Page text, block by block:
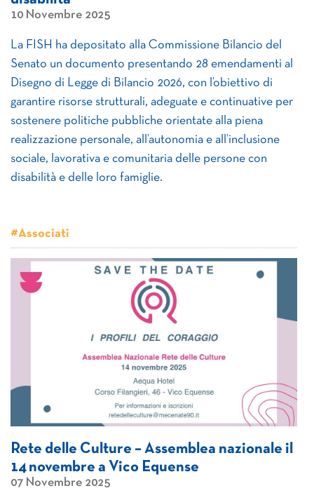
10 Novembre 2025
La FISH ha depositato alla Commissione Bilancio del
Senato un documento presentando 28 emendamenti al
Disegno di Legge di Bilancio 2026, con l’obiettivo di
garantire risorse strutturali, adeguate e continuative per
sostenere politiche pubbliche orientate alla piena
realizzazione personale, all’autonomia e all’inclusione
sociale, lavorativa e comunitaria delle persone con
disabilità e delle loro famiglie.
#Associati
Rete delle Culture – Assemblea nazionale il
14 novembre a Vico Equense
07 Novembre 2025